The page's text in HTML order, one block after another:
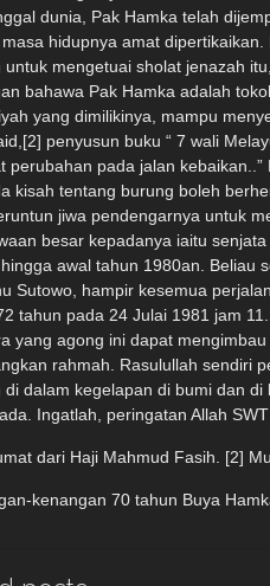
dari Haji Mahmud Fasih. [2]
kenangan 70 tahun Buya